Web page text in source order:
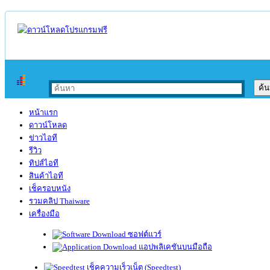
หน้าแรก
ดาวน์โหลด
ข่าวไอที
รีวิว
ทิปส์ไอที
สินค้าไอที
เช็ครอบหนัง
รวมคลิป Thaiware
เครื่องมือ
ซอฟต์แวร์
แอปพลิเคชันบนมือถือ
เช็คความเร็วเน็ต (Speedtest)